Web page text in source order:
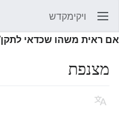
פתיחת התפריט הראשי ויקימקדש
אם ראית משהו שכדאי
מצנפת
שפה